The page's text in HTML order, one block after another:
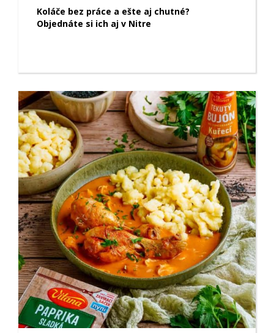
Koláče bez práce a ešte aj chutné?
Objednáte si ich aj v Nitre